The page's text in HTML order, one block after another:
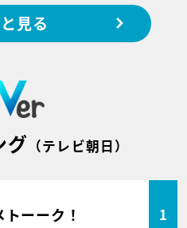
見る
グ （テレビ朝日）
トーーク！ 1